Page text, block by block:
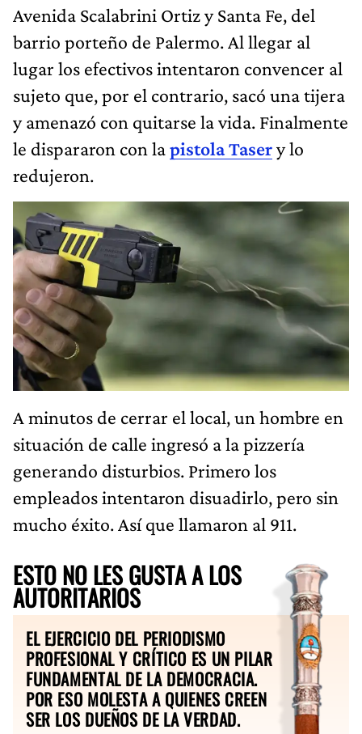
Avenida Scalabrini Ortiz y Santa Fe, del
barrio porteño de Palermo. Al llegar al
lugar los efectivos intentaron convencer al
sujeto que, por el contrario, sacó una tijera
y amenazó con quitarse la vida. Finalmente
le dispararon con lapistola Tasery lo
redujeron.
A minutos de cerrar el local, un hombre en
situación de calle ingresó a la pizzería
generando disturbios. Primero los
empleados intentaron disuadirlo, pero sin
mucho éxito. Así que llamaron al 911.
ESTO NO LES GUSTA A LOS
AUTORITARIOS
EL EJERCICIO DEL PERIODISMO
PROFESIONAL Y CRÍTICO ES UN PILAR
FUNDAMENTAL DE LA DEMOCRACIA.
POR ESO MOLESTA A QUIENES CREEN
SER LOS DUEÑOS DE LA VERDAD.